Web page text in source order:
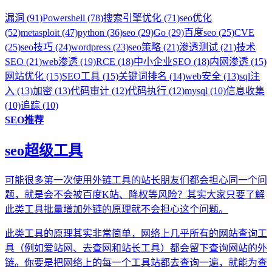
漏洞 (91)Powershell (78)搜索引擎优化 (71)seo优化
(52)metasploit (47)python (36)seo (29)Go (29)百度seo (25)CVE
(25)seo技巧 (24)wordpress (23)seo策略 (21)渗透测试 (21)技术
SEO (21)web渗透 (19)RCE (18)中小企业SEO (18)内网渗透 (15)
网站优化 (15)SEO工具 (15)关键词排名 (14)web安全 (13)sql注
入 (13)加密 (13)代码审计 (12)代码执行 (12)mysql (10)信息收集
(10)追踪 (10)
SEO推荐
seo超级工具
可能很多第一次使用外链工具的站长朋友们都会担心同一个问
题，就是会不会被百度K站、降权等风险？其实大家只要了解
此类工具批量增加外链的原理就不会担心这个问题。
此类工具的原理其实非常简单，网络上几乎所有的网站查询工
具（例如爱站网、去查网和站长工具）都会留下查询网站的外
链。你要是把网络上的每一个工具站都去查询一遍，就能为查